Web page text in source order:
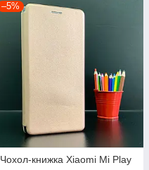
–5%
Чохол-книжка Xiaomi Mi Play